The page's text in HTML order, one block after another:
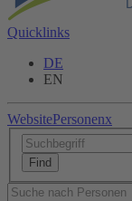
Quicklinks
DE
EN
WebsitePersonenx